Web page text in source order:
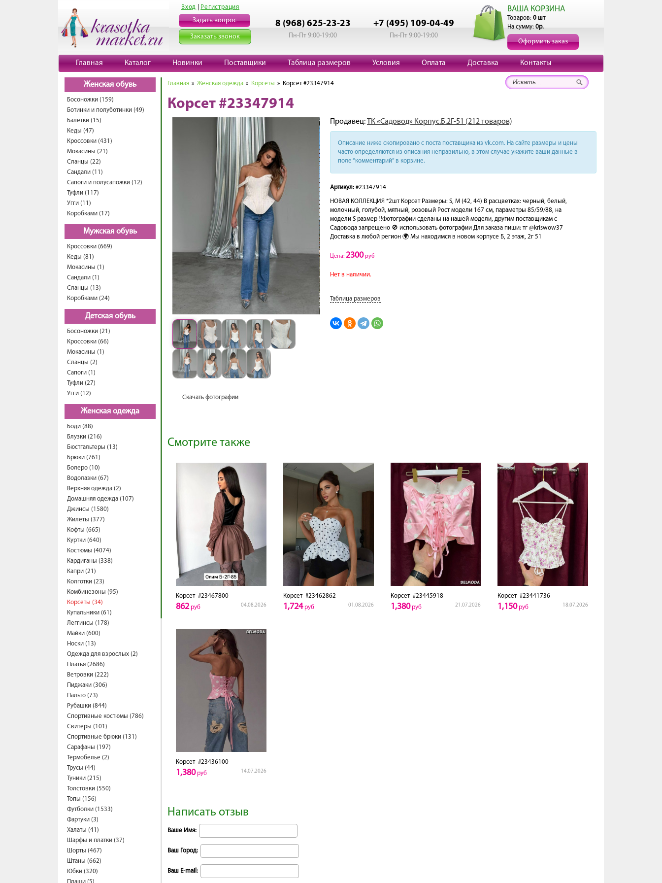
Вход Регистрация
Задать вопрос
Заказать звонок
8 (968) 625-23-23
Пн-Пт 9:00-19:00
+7 (495) 109-04-49
Пн-Пт 9:00-19:00
ВАША КОРЗИНА
Товаров: 0 шт
На сумму: 0р.
Оформить заказ
Главная Каталог Новинки Поставщики Таблица размеров Условия Оплата Доставка Контакты
Женская обувь
Босоножки (159)
Ботинки и полуботинки (49)
Балетки (15)
Кеды (47)
Кроссовки (431)
Мокасины (21)
Сланцы (22)
Сандали (11)
Сапоги и полусапожки (12)
Туфли (117)
Угги (11)
Коробками (17)
Мужская обувь
Кроссовки (669)
Кеды (81)
Мокасины (1)
Сандали (1)
Сланцы (13)
Коробками (24)
Детская обувь
Босоножки (21)
Кроссовки (66)
Мокасины (1)
Сланцы (2)
Сапоги (1)
Туфли (27)
Угги (12)
Женская одежда
Боди (88)
Блузки (216)
Бюстгальтеры (13)
Брюки (761)
Болеро (10)
Водолазки (67)
Верхняя одежда (2)
Домашняя одежда (107)
Джинсы (1580)
Жилеты (377)
Кофты (665)
Куртки (640)
Костюмы (4074)
Кардиганы (338)
Капри (21)
Колготки (23)
Комбинезоны (95)
Корсеты (34)
Купальники (61)
Леггинсы (178)
Майки (600)
Носки (13)
Одежда для взрослых (2)
Платья (2686)
Ветровки (222)
Пиджаки (306)
Пальто (73)
Рубашки (844)
Спортивные костюмы (786)
Свитеры (101)
Спортивные брюки (131)
Сарафаны (197)
Термобелье (2)
Трусы (44)
Туники (215)
Толстовки (550)
Топы (156)
Футболки (1533)
Фартуки (3)
Халаты (41)
Шарфы и платки (37)
Шорты (467)
Штаны (662)
Юбки (320)
Главная » Женская одежда » Корсеты » Корсет #23347914
Корсет #23347914
Скачать фотографии
Продавец:ТК «Садовод» Корпус.Б.2Г-51 (212 товаров)
Описание ниже скопировано с поста поставщика из vk.com. На сайте размеры и цены
часто определяются из описания неправильно, в этом случае укажите ваши данные в
поле “комментарий” в корзине.
Артикул: #23347914
НОВАЯ КОЛЛЕКЦИЯ *2шт Корсет Размеры: S, M (42, 44) В расцветках: черный, белый,
молочный, голубой, мятный, розовый Рост модели 167 см, параметры 85/59/88, на
модели S размер ‼️Фотографии сделаны на нашей модели, другим поставщикам с
Садовода запрещено 🚫 использовать фотографии Для заказа пиши: тг @kriswow37
Доставка в любой регион 🌍 Мы находимся в новом корпусе Б, 2 этаж, 2г 51
Цена: 2300руб
Нет в наличии.
Таблица размеров
Смотрите также
Корсет#23467800
04.08.2026
862руб
Корсет#23462862
01.08.2026
1,724руб
Корсет#23445918
21.07.2026
1,380руб
Корсет#23441736
18.07.2026
1,150руб
Корсет#23436100
14.07.2026
1,380руб
Написать отзыв
Ваше Имя:
Ваш Город:
Ваш E-mail: